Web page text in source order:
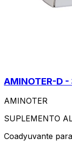
AMINOTER-D
AMINOTER
SUPLEMENTO
Coadyuvante